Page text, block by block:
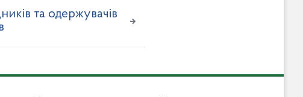
та одержувачів